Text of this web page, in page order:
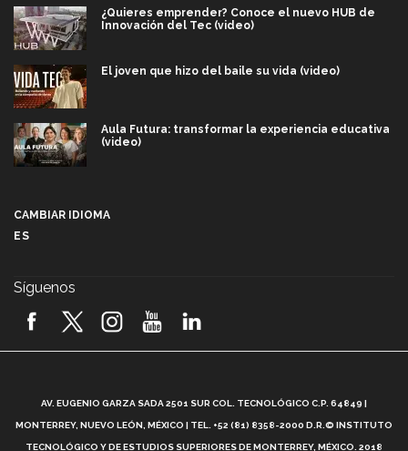
¿Quieres emprender? Conoce el nuevo HUB de
Innovación del Tec (video)
El joven que hizo del baile su vida (video)
Aula Futura: transformar la experiencia educativa
(video)
2026! (video)
¿Cómo es el Modelo Educativo Tec? (video)
CAMBIAR IDIOMA
ES
Síguenos
AV. EUGENIO GARZA SADA 2501 SUR COL. TECNOLÓGICO C.P. 64849 |
MONTERREY, NUEVO LEÓN, MÉXICO | TEL. +52 (81) 8358-2000 D.R.© INSTITUTO
TECNOLÓGICO Y DE ESTUDIOS SUPERIORES DE MONTERREY, MÉXICO. 2018